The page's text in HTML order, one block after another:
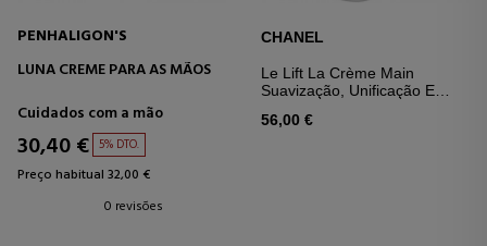
PENHALIGON'S
LUNA CREME PARA AS MÃOS
Cuidados com a mão
30,40 € 5% DTO.
Preço habitual 32,00 €
0 revisões
CHANEL
Le Lift La Crème Main
Suavização, Unificação E
56,00 €